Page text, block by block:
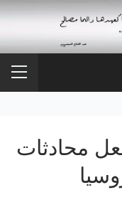
محادثات